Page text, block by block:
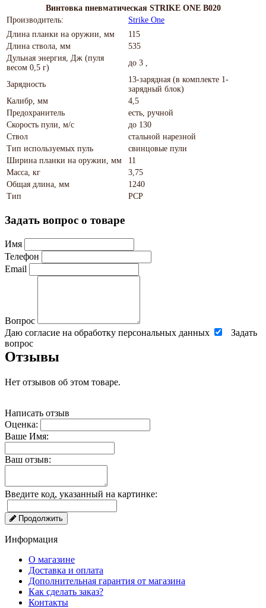
Винтовка пневматическая STRIKE ONE B020
Производитель:
Strike One
Длина планки на оружии, мм
115
Длина ствола, мм
535
Дульная энергия, Дж (пуля
весом 0,5 г)
до 3 ,
Зарядность
13-зарядная (в комплекте 1-
зарядный блок)
Калибр, мм
4,5
Предохранитель
есть, ручной
Скорость пули, м/с
до 130
Ствол
стальной нарезной
Тип используемых пуль
свинцовые пули
Ширина планки на оружии, мм
11
Масса, кг
3,75
Общая длина, мм
1240
Тип
PCP
Задать вопрос о товаре
Имя
Телефон
Email
Вопрос
Даю согласие на обработку персональных данных
Задать
вопрос
Отзывы
Нет отзывов об этом товаре.
Написать отзыв
Оценка:
Ваше Имя:
Ваш отзыв:
Введите код, указанный на картинке:
Продолжить
Информация
О магазине
Доставка и оплата
Дополнительная гарантия от магазина
Как сделать заказ?
Контакты